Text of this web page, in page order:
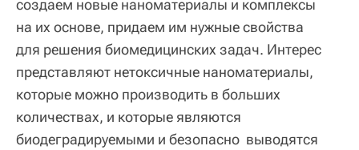
создаем новые наноматериалы и комплексы
на их основе, придаем им нужные свойства
для решения биомедицинских задач. Интерес
представляют нетоксичные наноматериалы,
которые можно производить в больших
количествах, и которые являются
биодеградируемыми и безопасно выводятся